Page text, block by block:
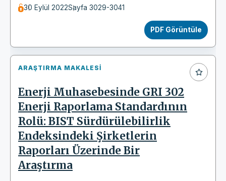
30 Eylül 2022Sayfa 3029-3041
PDF Görüntüle
ARAŞTIRMA MAKALESI
Enerji Muhasebesinde GRI 302
Enerji Raporlama Standardının
Rolü: BIST Sürdürülebilirlik
Endeksindeki Şirketlerin
Raporları Üzerinde Bir
Araştırma